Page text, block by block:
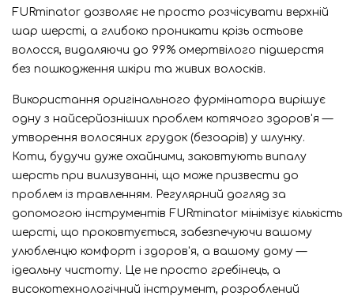
FURminator дозволяє не просто розчісувати верхній
шар шерсті, а глибоко проникати крізь остьове
волосся, видаляючи до 99% омертвілого підшерстя
без пошкодження шкіри та живих волосків.
Використання оригінального фурмінатора вирішує
одну з найсерйозніших проблем котячого здоров'я —
утворення волосяних грудок (безоарів) у шлунку.
Коти, будучи дуже охайними, заковтують випалу
шерсть при вилизуванні, що може призвести до
проблем із травленням. Регулярний догляд за
допомогою інструментів FURminator мінімізує кількість
шерсті, що проковтується, забезпечуючи вашому
улюбленцю комфорт і здоров'я, а вашому дому —
ідеальну чистоту. Це не просто гребінець, а
високотехнологічний інструмент, розроблений